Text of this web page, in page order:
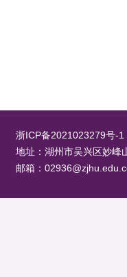
浙ICP备2021023279号-
地址：湖州市吴兴区妙峰
邮箱：